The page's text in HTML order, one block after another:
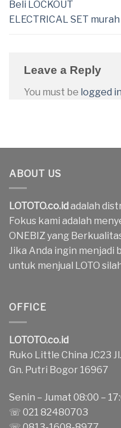
Beli LOCKOUT
ELECTRICAL SET murah
Leave a Reply
You must be logged in
ABOUT US
LOTOTO.co.id adalah
Fokus kami adalah
ONEBIZ yang
Jika Anda ingin menjadi
untuk menjual LOTO
OFFICE
LOTOTO.co.id
Ruko Little China JC23
Gn. Putri Bogor 16967
Senin – Jumat 08:00 –
☏ 021 82480703